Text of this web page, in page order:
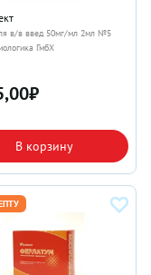
в/в введ 50мг/мл 2мл №5
ГмбХ
₽
В корзину